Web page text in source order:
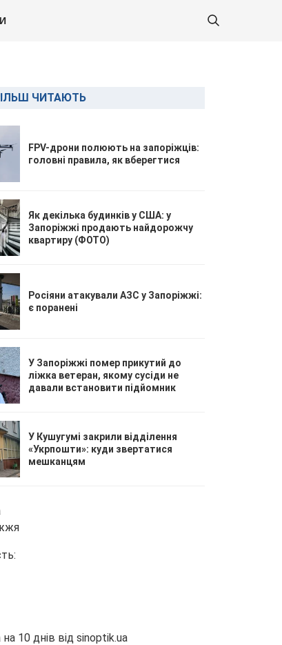
ЧИТАЮТЬ
FPV-дрони полюють на запоріжців:
головні правила, як вберегтися
Як декілька будинків у США: у
Запоріжжі продають найдорожчу
квартиру (ФОТО)
Росіяни атакували АЗС у Запоріжжі:
є поранені
У Запоріжжі помер прикутий до
ліжка ветеран, якому сусіди не
давали встановити підйомник
У Кушугумі закрили відділення
«Укрпошти»: куди звертатися
мешканцям
10 днів від sinoptik.ua